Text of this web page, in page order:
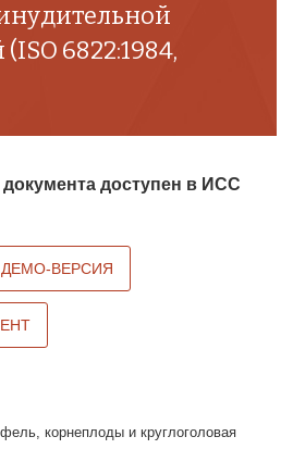
6822:1984,
документа доступен в ИСС
ДЕМО-ВЕРСИЯ
корнеплоды и круглоголовая